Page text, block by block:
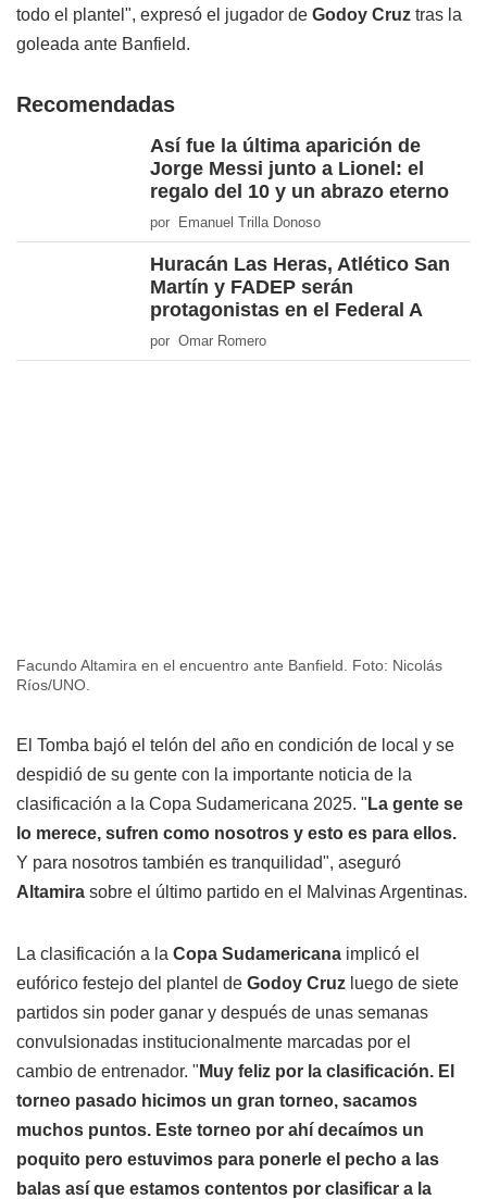
todo el plantel", expresó el jugador de Godoy Cruz tras la
goleada ante Banfield.
Recomendadas
Así fue la última aparición de
Jorge Messi junto a Lionel: el
regalo del 10 y un abrazo eterno
por Emanuel Trilla Donoso
Huracán Las Heras, Atlético San
Martín y FADEP serán
protagonistas en el Federal A
por Omar Romero
Facundo Altamira en el encuentro ante Banfield. Foto: Nicolás
Ríos/UNO.
El Tomba bajó el telón del año en condición de local y se
despidió de su gente con la importante noticia de la
clasificación a la Copa Sudamericana 2025. " La gente se
lo merece, sufren como nosotros y esto es para ellos.
Y para nosotros también es tranquilidad", aseguró
Altamira sobre el último partido en el Malvinas Argentinas.
La clasificación a la Copa Sudamericana implicó el
eufórico festejo del plantel de Godoy Cruz luego de siete
partidos sin poder ganar y después de unas semanas
convulsionadas institucionalmente marcadas por el
cambio de entrenador. " Muy feliz por la clasificación. El
torneo pasado hicimos un gran torneo, sacamos
muchos puntos. Este torneo por ahí decaímos un
poquito pero estuvimos para ponerle el pecho a las
balas así que estamos contentos por clasificar a la